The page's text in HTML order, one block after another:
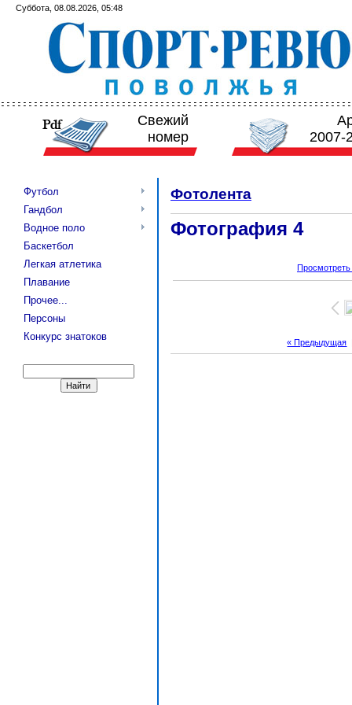
Суббота, 08.08.2026, 05:48
Свежий
номер
2007-
Футбол
Гандбол
Водное поло
Баскетбол
Легкая атлетика
Плавание
Прочее...
Персоны
Конкурс знатоков
Фотолента
Фотография 4
« Предыдущая